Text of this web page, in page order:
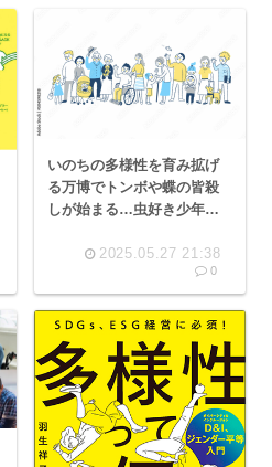
いのちの多様性を育み拡げ
る万博でトンボや蝶の皆殺
しが始まる…虫好き少年号
2025.05.27 21:38
0